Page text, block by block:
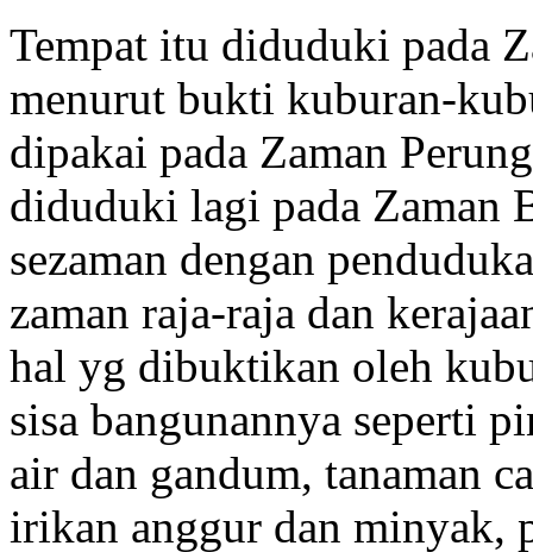
Tempat itu diduduki pada
menurut bukti kuburan-
dipakai pada Zaman
diduduki lagi pada Zaman
sezaman dengan
zaman raja-raja dan
hal yg dibuktikan oleh
sisa bangunannya seperti
air dan gandum, tanaman
irikan anggur dan minyak,